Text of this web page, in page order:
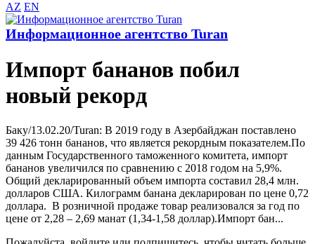
AZ EN
Информационное агентство Turan
Импорт бананов побил
новый рекорд
Баку/13.02.20/Turan: В 2019 году в Азербайджан поставлено
39 426 тонн бананов, что является рекордным показателем.По
данным Государственного таможенного комитета, импорт
бананов увеличился по сравнению с 2018 годом на 5,9%.
Общий декларированный объем импорта составил 28,4 млн.
долларов США. Килограмм банана декларирован по цене 0,72
доллара. В розничной продаже товар реализовался за год по
цене от 2,28 – 2,69 манат (1,34-1,58 доллар).Импорт бан...